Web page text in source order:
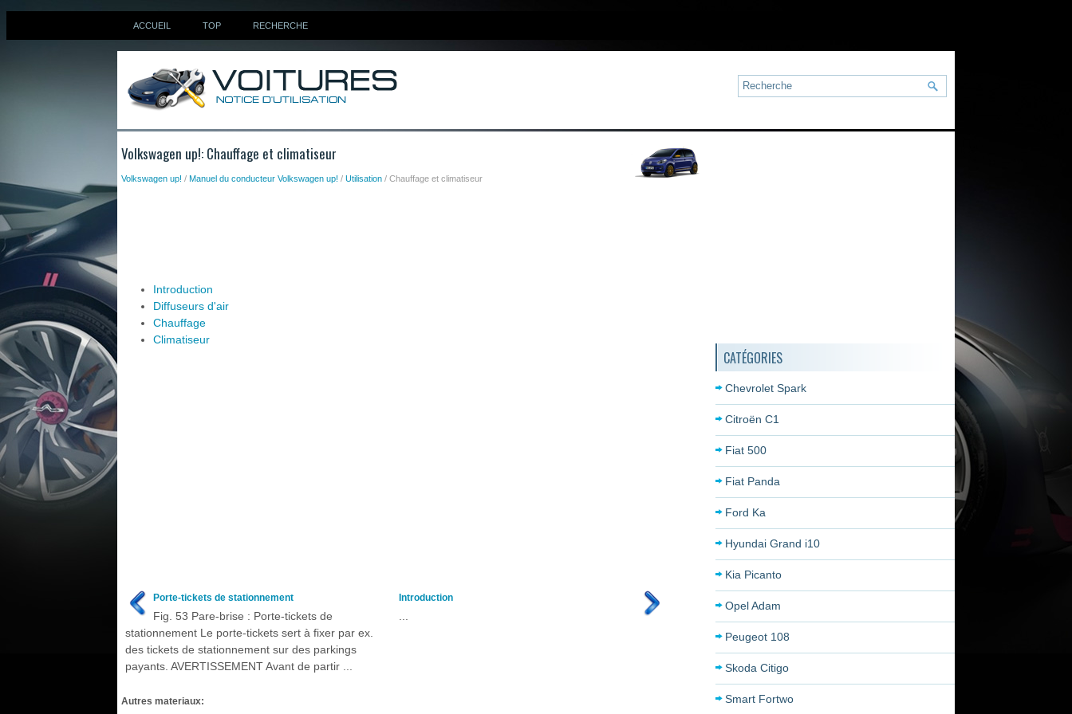
ACCUEIL TOP RECHERCHE
Volkswagen up!: Chauffage et climatiseur
Volkswagen up! / Manuel du conducteur Volkswagen up! / Utilisation / Chauffage et climatiseur
Introduction
Diffuseurs d'air
Chauffage
Climatiseur
Porte-tickets de stationnement
Fig. 53 Pare-brise : Porte-tickets de
stationnement Le porte-tickets sert à fixer par ex.
des tickets de stationnement sur des parkings
payants. AVERTISSEMENT Avant de partir ...
Introduction
Autres materiaux:
CATÉGORIES
Chevrolet Spark
Citroën C1
Fiat 500
Fiat Panda
Ford Ka
Hyundai Grand i10
Kia Picanto
Opel Adam
Peugeot 108
Skoda Citigo
Smart Fortwo